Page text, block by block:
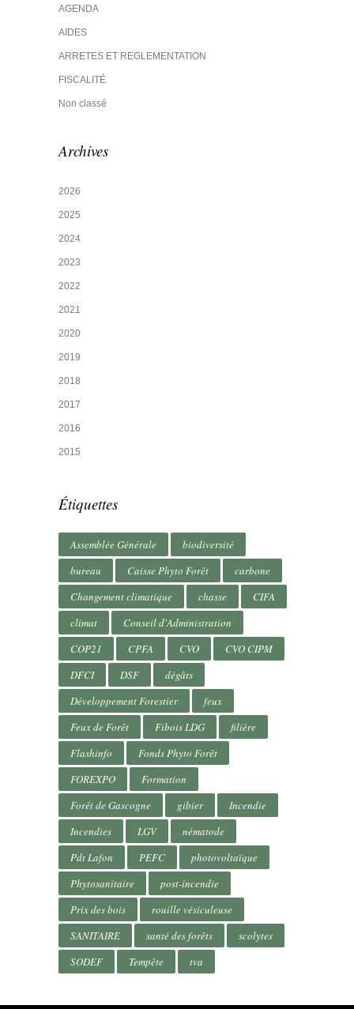
AGENDA
AIDES
ARRETES ET REGLEMENTATION
FISCALITÉ
Non classé
Archives
2026
2025
2024
2023
2022
2021
2020
2019
2018
2017
2016
2015
Étiquettes
Assemblée Générale
biodiversité
bureau
Caisse Phyto Forêt
carbone
Changement climatique
chasse
CIFA
climat
Conseil d'Administration
COP21
CPFA CVO
CVO CIPM
DFCI
DSF
dégâts
Développement Forestier
feux
Feux de Forêt
Fibois LDG
filière
Flashinfo
Fonds Phyto Forêt
FOREXPO
Formation
Forêt de Gascogne
gibier
Incendie
Incendies
LGV
nématode
Pdt Lafon
PEFC
photovoltaïque
Phytosanitaire
post-incendie
Prix des bois
rouille vésiculeuse
SANITAIRE
santé des forêts
scolytes
SODEF
Tempête tva